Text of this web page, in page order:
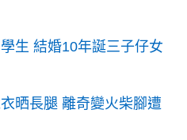
生 結婚10年誕三子仔女
晒長腿 離奇變火柴腳遭